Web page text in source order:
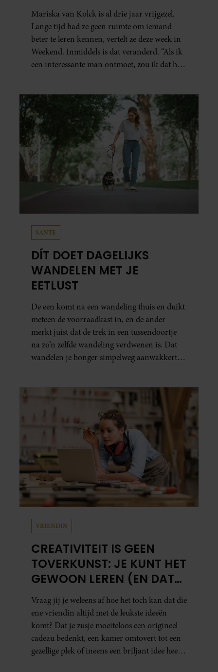
Mariska van Kolck is al drie jaar vrijgezel.
Lange tijd had ze geen ruimte om iemand
beter te leren kennen, vertelt ze deze week in
Weekend. Inmiddels is dat veranderd. “Als ik
een interessante man ontmoet, zou ik dat heel
SANTE
DÍT DOET DAGELIJKS
WANDELEN MET JE
EETLUST
De een komt na een wandeling thuis en duikt
meteen de voorraadkast in, en de ander
merkt juist dat de trek in een tussendoortje
na zo’n zelfde wandeling verdwenen is. Dat
wandelen je honger simpelweg aanwakkert,
VRIENDIN
CREATIVITEIT IS GEEN
TOVERKUNST: JE KUNT HET
GEWOON LEREN (EN DAT
DOE JE ZO)
Vraag jij je weleens af hoe het toch kan dat die
ene vriendin altijd met de leukste ideeën
komt? Dat je zusje moeiteloos een origineel
cadeau bedenkt, een kamer omtovert tot een
gezellige plek of ineens een briljant idee heeft